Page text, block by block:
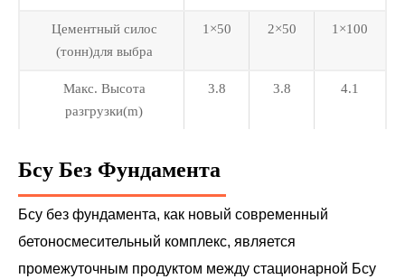
Цементный силос
(тонн)для выбра
1×50 2×50 1×100
Макс. Высота
разгрузки(m)
3.8 3.8 4.1
Бсу Без Фундамента
Бсу без фундамента, как новый современный
бетоносмесительный комплекс, является
промежуточным продуктом между стационарной Бсу